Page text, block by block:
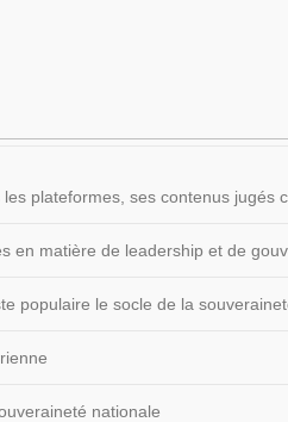
plateformes, ses contenus
en matière de leadership et de
populaire le socle de la
nationale